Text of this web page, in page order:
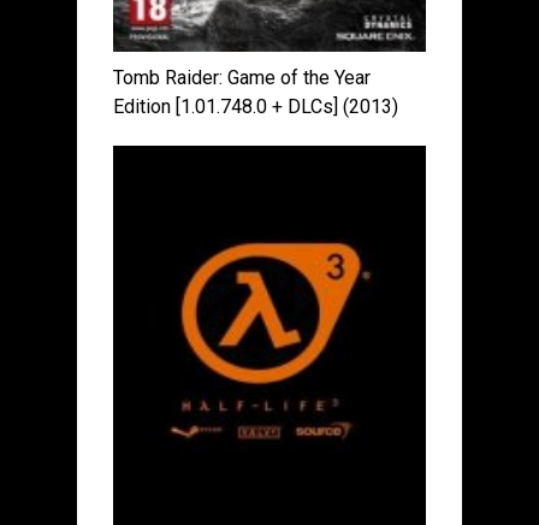
Tomb Raider: Game of the Year
Edition [1.01.748.0 + DLCs] (2013)